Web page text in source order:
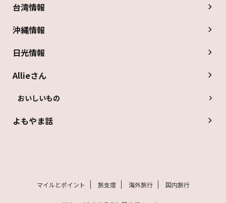
台湾情報
沖縄情報
日光情報
Allieさん
おいしいもの
よもやま話
マイルとポイント 旅支度 海外旅行 国内旅行